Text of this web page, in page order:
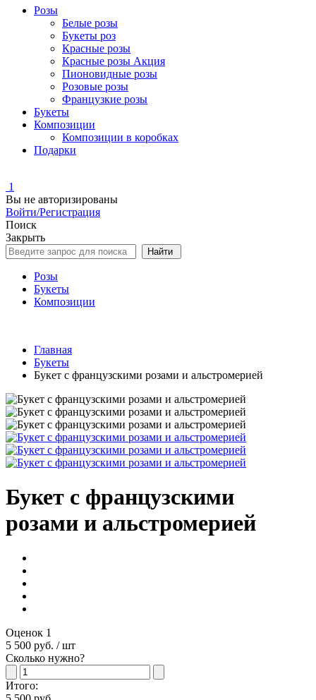
Розы
Белые розы
Букеты роз
Красные розы
Красные розы Акция
Пионовидные розы
Розовые розы
Французкие розы
Букеты
Композиции
Композиции в коробках
Подарки
1
Вы не авторизированы
Войти/Регистрация
Поиск
Закрыть
Найти
Розы
Букеты
Композиции
Главная
Букеты
Букет с французскими розами и альстромерией
Букет с французскими
розами и альстромерией
Оценок 1
5 500 руб. / шт
Сколько нужно?
Итого: